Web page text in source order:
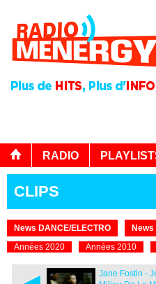
RADIO
CLIPS
News DANCE/ELECTRO News
Années 2020
Années 2010
Jane Fostin -